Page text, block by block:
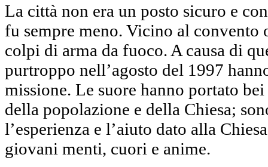
La città non era un posto sicuro e
fu sempre meno. Vicino al convento
colpi di arma da fuoco. A causa di
purtroppo nell’agosto del 1997
missione. Le suore hanno portato
della popolazione e della Chiesa;
l’esperienza e l’aiuto dato alla
giovani menti, cuori e anime.